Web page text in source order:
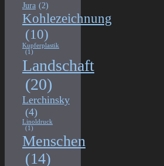
Jura (2)
Kohlezeichnung
(10)
Kupferplastik
(1)
Landschaft
(20)
Lerchinsky
(4)
Linoldruck
(1)
Menschen
(14)